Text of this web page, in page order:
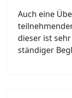
Auch eine
dieser ist
ständiger